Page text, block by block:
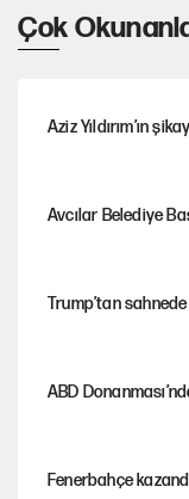
Çok
Aziz Yıldırım’ın
Avcılar Belediye
Trump’tan
ABD
Fenerbahçe